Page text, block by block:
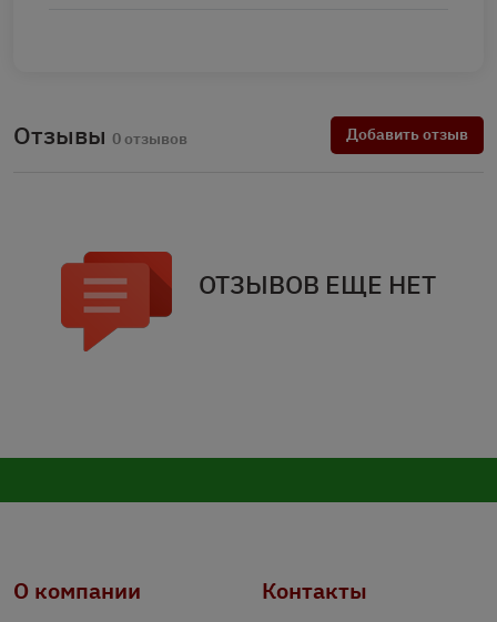
Отзывы 0 отзывов Добавить отзыв
ОТЗЫВОВ ЕЩЕ НЕТ
О компании Контакты